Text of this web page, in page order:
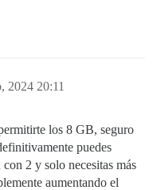
2024 20:11
los 8 GB, seguro
puedes
2 y solo necesitas más
aumentando el